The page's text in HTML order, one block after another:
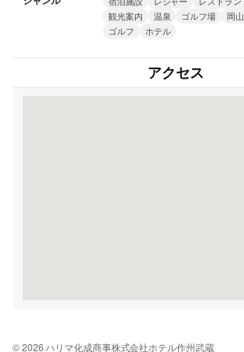
観光案内
温泉 ゴルフ場 岡山
ゴルフ
ホテル
アクセス
© 2026 ハリマ化成商事株式会社ホテル作州武蔵